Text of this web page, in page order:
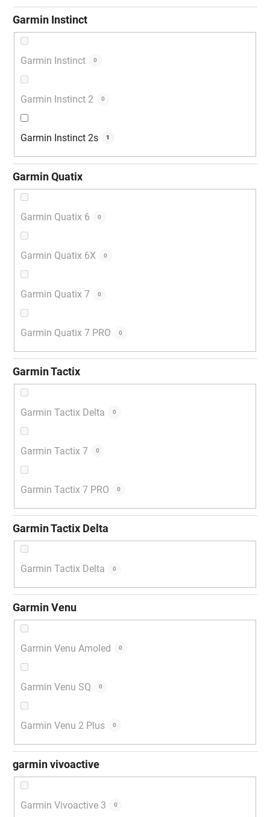
Garmin Instinct
Garmin Instinct 0
Garmin Instinct 2 0
Garmin Instinct 2s 1
Garmin Quatix
Garmin Quatix 6 0
Garmin Quatix 6X 0
Garmin Quatix 7 0
Garmin Quatix 7 PRO 0
Garmin Tactix
Garmin Tactix Delta 0
Garmin Tactix 7 0
Garmin Tactix 7 PRO 0
Garmin Tactix Delta
Garmin Tactix Delta 0
Garmin Venu
Garmin Venu Amoled 0
Garmin Venu SQ 0
Garmin Venu 2 Plus 0
garmin vivoactive
Garmin Vivoactive 3 0